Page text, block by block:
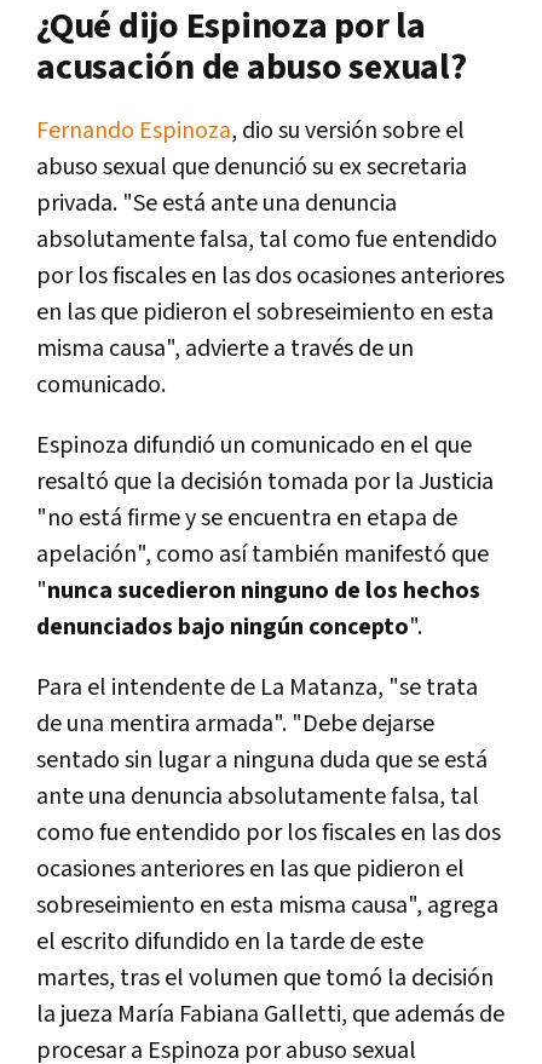
¿Qué dijo Espinoza por la
acusación de abuso sexual?
Fernando Espinoza, dio su versión sobre el
abuso sexual que denunció su ex secretaria
privada. "Se está ante una denuncia
absolutamente falsa, tal como fue entendido
por los fiscales en las dos ocasiones anteriores
en las que pidieron el sobreseimiento en esta
misma causa", advierte a través de un
comunicado.
Espinoza difundió un comunicado en el que
resaltó que la decisión tomada por la Justicia
"no está firme y se encuentra en etapa de
apelación", como así también manifestó que
"nunca sucedieron ninguno de los hechos
denunciados bajo ningún concepto".
Para el intendente de La Matanza, "se trata
de una mentira armada". "Debe dejarse
sentado sin lugar a ninguna duda que se está
ante una denuncia absolutamente falsa, tal
como fue entendido por los fiscales en las dos
ocasiones anteriores en las que pidieron el
sobreseimiento en esta misma causa", agrega
el escrito difundido en la tarde de este
martes, tras el volumen que tomó la decisión
la jueza María Fabiana Galletti, que además de
procesar a Espinoza por abuso sexual